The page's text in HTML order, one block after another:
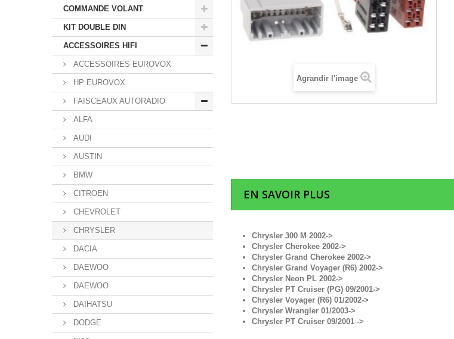
COMMANDE VOLANT
KIT DOUBLE DIN
ACCESSOIRES HIFI
ACCESSOIRES EUROVOX
HP EUROVOX
FAISCEAUX AUTORADIO
ALFA
AUDI
AUSTIN
BMW
CITROEN
CHEVROLET
CHRYSLER
DACIA
DAEWOO
DAEWOO
DAIHATSU
DODGE
Agrandir l'image
EN SAVOIR PLUS
Chrysler 300 M 2002->
Chrysler Cherokee 2002->
Chrysler Grand Cherokee 2002->
Chrysler Grand Voyager (R6) 2002->
Chrysler Neon PL 2002->
Chrysler PT Cruiser (PG) 09/2001->
Chrysler Voyager (R6) 01/2002->
Chrysler Wrangler 01/2003->
Chrysler PT Cruiser 09/2001 ->